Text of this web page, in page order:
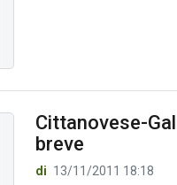
Cittanovese-
breve
di 13/11/2011 18:18